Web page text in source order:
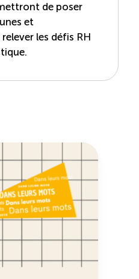
de poser
et
les défis RH